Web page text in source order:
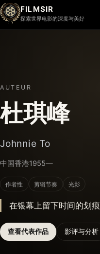
FILMSIR
探索世界电影的深度与美好
AUTEUR
杜琪峰
Johnnie To
中国香港1955—
作者性 剪辑节奏 光影
在银幕上留下时间的划
查看代表作品 影评与分析